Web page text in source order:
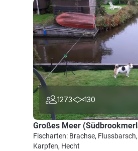
1273 130
Großes Meer
Fischarten: Brachse,
Karpfen, Hecht